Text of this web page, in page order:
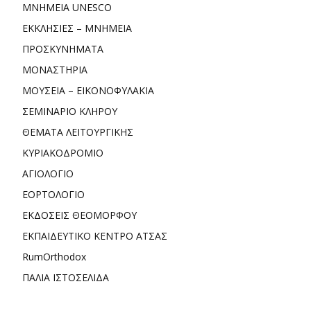
ΜΝΗΜΕΙΑ UNESCO
ΕΚΚΛΗΣΙΕΣ – ΜΝΗΜΕΙΑ
ΠΡΟΣΚΥΝΗΜΑΤΑ
ΜΟΝΑΣΤΗΡΙΑ
ΜΟΥΣΕΙΑ – ΕΙΚΟΝΟΦΥΛΑΚΙΑ
ΣΕΜΙΝΑΡΙΟ ΚΛΗΡΟΥ
ΘΕΜΑΤΑ ΛΕΙΤΟΥΡΓΙΚΗΣ
ΚΥΡΙΑΚΟΔΡΟΜΙΟ
ΑΓΙΟΛΟΓΙΟ
ΕΟΡΤΟΛΟΓΙΟ
ΕΚΔΟΣΕΙΣ ΘΕΟΜΟΡΦΟΥ
ΕΚΠΑΙΔΕΥΤΙΚΟ ΚΕΝΤΡΟ ΑΤΣΑΣ
RumOrthodox
ΠΑΛΙΑ ΙΣΤΟΣΕΛΙΔΑ